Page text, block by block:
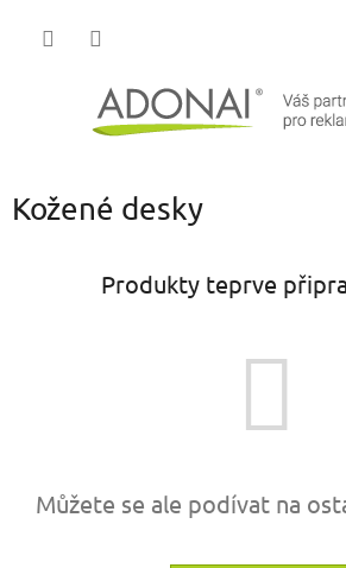
Kožené desky
Produkty teprve
Můžete se ale podívat na